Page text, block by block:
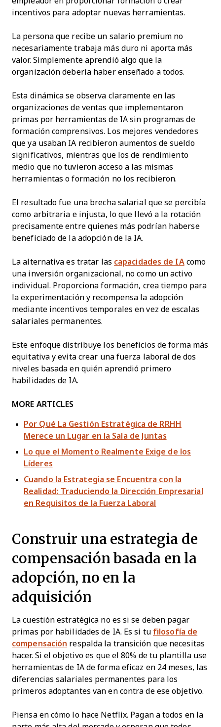
incentivos para adoptar nuevas herramientas.
La persona que recibe un salario premium no
necesariamente trabaja más duro ni aporta más
valor. Simplemente aprendió algo que la
organización debería haber enseñado a todos.
Esta dinámica se observa claramente en las
organizaciones de ventas que implementaron
primas por herramientas de IA sin programas de
formación comprensivos. Los mejores vendedores
que ya usaban IA recibieron aumentos de sueldo
significativos, mientras que los de rendimiento
medio que no tuvieron acceso a las mismas
herramientas o formación no los recibieron.
El resultado fue una brecha salarial que se percibía
como arbitraria e injusta, lo que llevó a la rotación
precisamente entre quienes más podrían haberse
beneficiado de la adopción de la IA.
La alternativa es tratar las capacidades de IAcomo
una inversión organizacional, no como un activo
individual. Proporciona formación, crea tiempo para
la experimentación y recompensa la adopción
mediante incentivos temporales en vez de escalas
salariales permanentes.
Este enfoque distribuye los beneficios de forma más
equitativa y evita crear una fuerza laboral de dos
niveles basada en quién aprendió primero
habilidades de IA.
MORE ARTICLES
Por Qué La Gestión Estratégica de RRHH
Merece un Lugar en la Sala de Juntas
Lo que el Momento Realmente Exige de los
Líderes
Cuando la Estrategia se Encuentra con la
Realidad: Traduciendo la Dirección Empresarial
en Requisitos de la Fuerza Laboral
Construir una estrategia de
compensación basada en la
adopción, no en la
adquisición
La cuestión estratégica no es si se deben pagar
primas por habilidades de IA. Es si tu filosofía de
compensación respalda la transición que necesitas
hacer. Si el objetivo es que el 80% de tu plantilla use
herramientas de IA de forma eficaz en 24 meses, las
diferencias salariales permanentes para los
primeros adoptantes van en contra de ese objetivo.
Piensa en cómo lo hace Netflix. Pagan a todos en la